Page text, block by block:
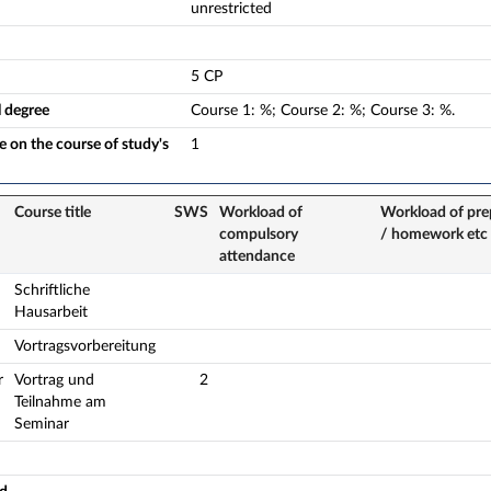
unrestricted
5 CP
degree Course 1: %; Course 2: %; Course 3: %.
on the course of study's 1
Course title SWS
Workload of
compulsory
attendance
Workload of
/ homework etc
Schriftliche
Hausarbeit
Vortragsvorbereitung
Vortrag und
Teilnahme am
Seminar
2